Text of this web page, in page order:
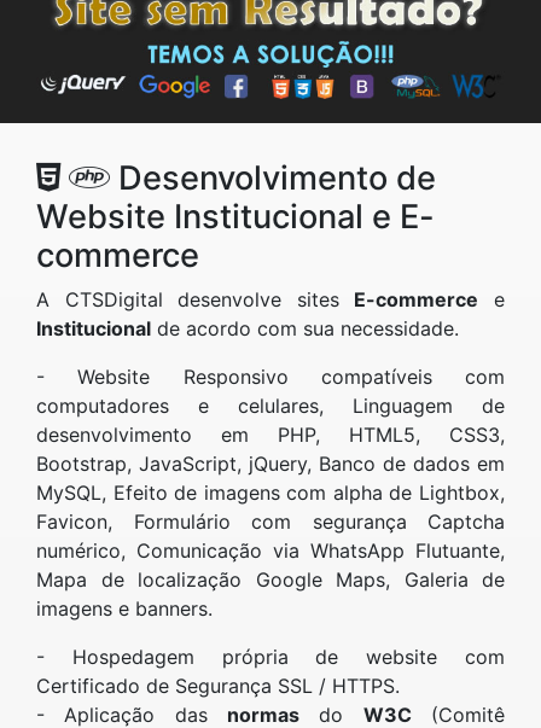
Desenvolvimento de
Website Institucional e E-
commerce
A CTSDigital desenvolve sites E-commerce e
Institucional de acordo com sua necessidade.
- Website Responsivo compatíveis com
computadores e celulares, Linguagem de
desenvolvimento em PHP, HTML5, CSS3,
Bootstrap, JavaScript, jQuery, Banco de dados em
MySQL, Efeito de imagens com alpha de Lightbox,
Favicon, Formulário com segurança Captcha
numérico, Comunicação via WhatsApp Flutuante,
Mapa de localização Google Maps, Galeria de
imagens e banners.
- Hospedagem própria de website com
Certificado de Segurança SSL / HTTPS.
- Aplicação das normas do W3C(Comitê